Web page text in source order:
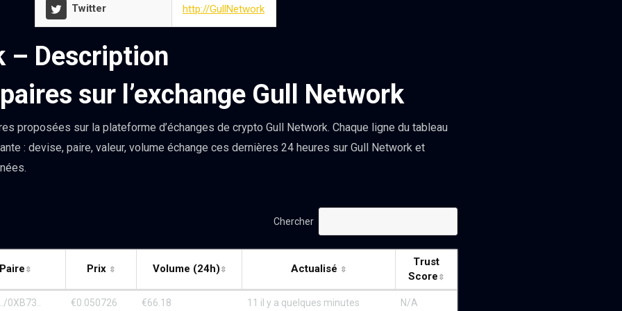
Twitter http://GullNetwork
– Description
sur l’exchange Gull Network
proposées sur la plateforme d’échanges de crypto Gull Network. Chaque ligne du tableau
: devise, paire, valeur, volume échange ces dernières 24 heures sur Gull Network et
Chercher
Paire Prix Volume (24h) Actualisé
Trust
Score
0XB73.. €0.050726 €66.18 11 il y a quelques minutes N/A